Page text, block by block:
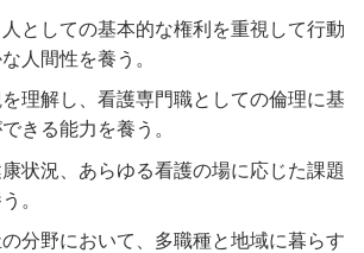
としての基本的な権利を重視して行動
人間性を養う。
理解し、看護専門職としての倫理に基
きる能力を養う。
状況、あらゆる看護の場に応じた課題
。
分野において、多職種と地域に暮らす